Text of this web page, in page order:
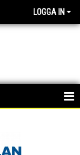
LOGGA IN